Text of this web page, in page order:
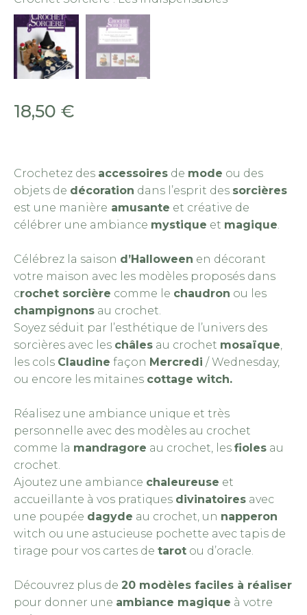
18,50 €
Crochetez des accessoires de mode ou des
objets de décoration dans l’esprit des sorcières
est une manière amusante et créative de
célébrer une ambiance mystique et magique.
Célébrez la saison d’Halloween en décorant
votre maison avec les modèles proposés dans
crochet sorcière comme le chaudron ou les
champignons au crochet.
Soyez séduit par l’esthétique de l’univers des
sorcières avec les châles au crochet mosaïque,
les cols Claudine façon Mercredi / Wednesday,
ou encore les mitaines cottage witch.
Réalisez une ambiance unique et très
personnelle avec des modèles au crochet
comme la mandragore au crochet, les fioles au
crochet.
Ajoutez une ambiance chaleureuse et
accueillante à vos pratiques divinatoires avec
une poupée dagyde au crochet, un napperon
witch ou une astucieuse pochette avec tapis de
tirage pour vos cartes de tarot ou d’oracle.
Découvrez plus de 20 modèles faciles à réaliser
pour donner une ambiance magique à votre